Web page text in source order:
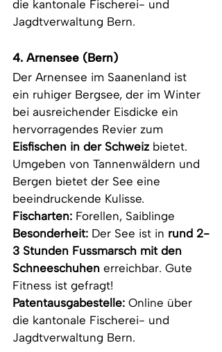
die kantonale Fischerei- und
Jagdtverwaltung Bern.
4. Arnensee (Bern)
Der Arnensee im Saanenland ist
ein ruhiger Bergsee, der im Winter
bei ausreichender Eisdicke ein
hervorragendes Revier zum
Eisfischen in der Schweiz bietet.
Umgeben von Tannenwäldern und
Bergen bietet der See eine
beeindruckende Kulisse.
Fischarten: Forellen, Saiblinge
Besonderheit: Der See ist in rund 2-
3 Stunden Fussmarsch mit den
Schneeschuhen erreichbar. Gute
Fitness ist gefragt!
Patentausgabestelle: Online über
die kantonale Fischerei- und
Jagdtverwaltung Bern.